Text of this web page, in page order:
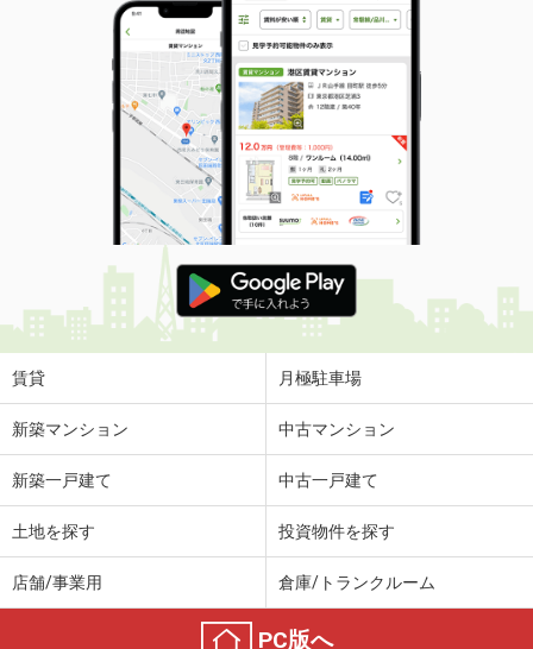
賃貸 月極駐車場
新築マンション 中古マンション
新築一戸建て 中古一戸建て
土地を探す 投資物件を探す
店舗/事業用 倉庫/トランクルーム
PC版へ